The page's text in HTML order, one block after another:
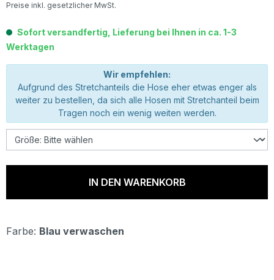
Preise inkl. gesetzlicher MwSt.
Sofort versandfertig, Lieferung bei Ihnen in ca. 1-3
Werktagen
Wir empfehlen:
Aufgrund des Stretchanteils die Hose eher etwas enger als
weiter zu bestellen, da sich alle Hosen mit Stretchanteil beim
Tragen noch ein wenig weiten werden.
IN DEN WARENKORB
Farbe: Blau verwaschen